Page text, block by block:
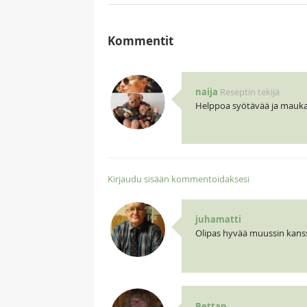
Kommentit
naija Reseptin tekijä
Helppoa syötävää ja
Kirjaudu sisään kommentoidaksesi
juhamatti
Olipas hyvää muussin